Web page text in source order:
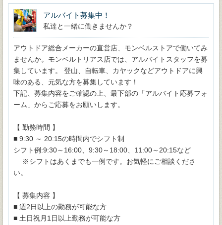
アルバイト募集中！
私達と一緒に働きませんか？
アウトドア総合メーカーの直営店、モンベルストアで働いてみ
ませんか。モンベルトリアス店では、アルバイトスタッフを募
集しています。 登山、自転車、カヤックなどアウトドアに興
味のある、元気な方を募集しています！
下記、募集内容をご確認の上、最下部の「アルバイト応募フォ
ーム」からご応募をお願いします。
【 勤務時間 】
■ 9:30 ～ 20:15の時間内でシフト制
シフト例:9:30～16:00、9:30～18:00、11:00～20:15など
※シフトはあくまでも一例です。お気軽にご相談くださ
い。
【 募集内容 】
■ 週2日以上の勤務が可能な方
■ 土日祝月1日以上勤務が可能な方